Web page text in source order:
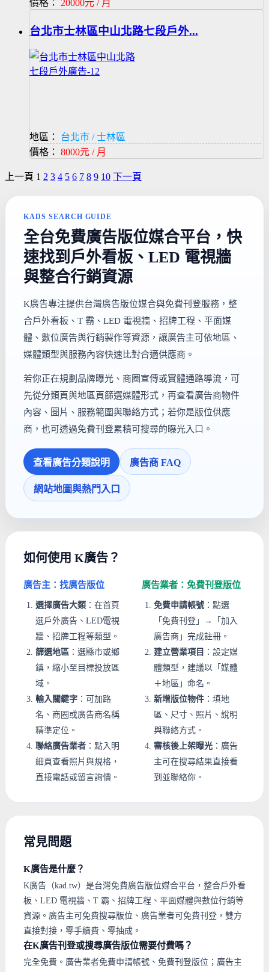
價格： 20000元 / 月
台北市士林區中山北路七段戶外...
地區：
台北市 / 士林區
價格： 8000元 / 月
上一頁 1 2 3 4 5 6 7 8 9 10 下一頁
KADS SEARCH GUIDE
全台免費廣告版位媒合平台，快
速找到戶外看板、LED 電視牆
與整合行銷資源
K廣告專注提供台灣廣告版位媒合與免費刊登服務，整
合戶外看板、T 霸、LED 電視牆、招牌工程、平面媒
體、數位廣告與行銷製作等資源，讓廣告主可依地區、
媒體類型與服務內容快速比對合適供應商。
若你正在規劃品牌曝光、商圈宣傳或實體通路導流，可
先從分類頁與地區頁篩選媒體形式，再查看廣告商物件
內容、圖片、服務範圍與聯絡方式；若你是版位供應
商，也可透過免費刊登累積可搜尋的曝光入口。
查看廣告分類說明 廣告商 FAQ
網站地圖與熱門入口
如何使用 K廣告？
廣告主：找廣告版位
選擇廣告大類 ：在首頁
選戶外廣告、LED電視
牆、招牌工程等類型。
篩選地區 ：選縣市或鄉
鎮，縮小至目標投放區
域。
輸入關鍵字 ：可加路
名、商圈或廣告商名稱
精準定位。
聯絡廣告業者 ：點入明
細頁查看照片與規格，
直接電話或留言詢價。
廣告業者：免費刊登版位
免費申請帳號 ：點選
「免費刊登」→「加入
廣告商」完成註冊。
建立營業項目 ：設定媒
體類型，建議以「媒體
＋地區」命名。
新增版位物件 ：填地
區、尺寸、照片、說明
與聯絡方式。
審核後上架曝光 ：廣告
主可在搜尋結果直接看
到並聯絡你。
常見問題
K廣告是什麼？
K廣告（kad.tw）是台灣免費廣告版位媒合平台，整合戶外看
板、LED 電視牆、T 霸、招牌工程、平面媒體與數位行銷等
資源。廣告主可免費搜尋版位、廣告業者可免費刊登，雙方
直接對接，零手續費、零抽成。
在K廣告刊登或搜尋廣告版位需要付費嗎？
完全免費。廣告業者免費申請帳號、免費刊登版位；廣告主